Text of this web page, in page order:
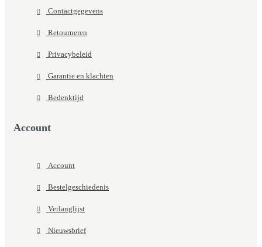
Contactgegevens
Retourneren
Privacybeleid
Garantie en klachten
Bedenktijd
Account
Account
Bestelgeschiedenis
Verlanglijst
Nieuwsbrief